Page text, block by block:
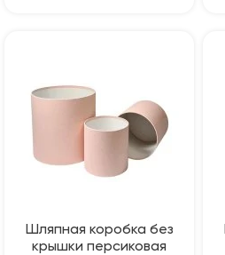
Шляпная коробка без
крышки персиковая